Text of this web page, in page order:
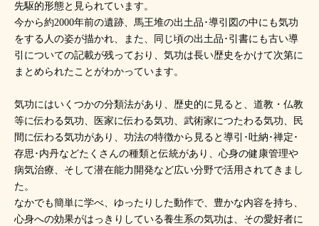
先駆的形態と見られています。
今から約2000年前の遺跡、馬王堆の出土品･導引図の中にも気功
をする人の姿が描かれ、また、同じ頃の出土品･引書にも古い導
引についての記載が残っており、気功は長い歴史をかけて次第に
まとめられたことがわかっています。
気功にはいくつかの分類法があり、歴史的に見ると、道教・仏教
等に伝わる気功、医家に伝わる気功、武術家につたわる気功、民
間に伝わる気功があり、功法の特徴から見ると導引･吐納･禅定･
存思･内丹などたくさんの種類と伝統があり、心身の健康管理や
病気治療、そして潜在能力開発など広い分野で活用されてきまし
た。
なかでも簡単に学べ、ゆったりした動作で、豊かな内容を持ち、
心身への効果がはっきりしている養生系の気功は、その愛好者に